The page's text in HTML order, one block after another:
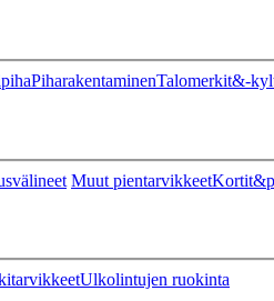
PiharakentaminenTalomerkit&-
Muut pientarvikkeet
Ulkolintujen ruokinta